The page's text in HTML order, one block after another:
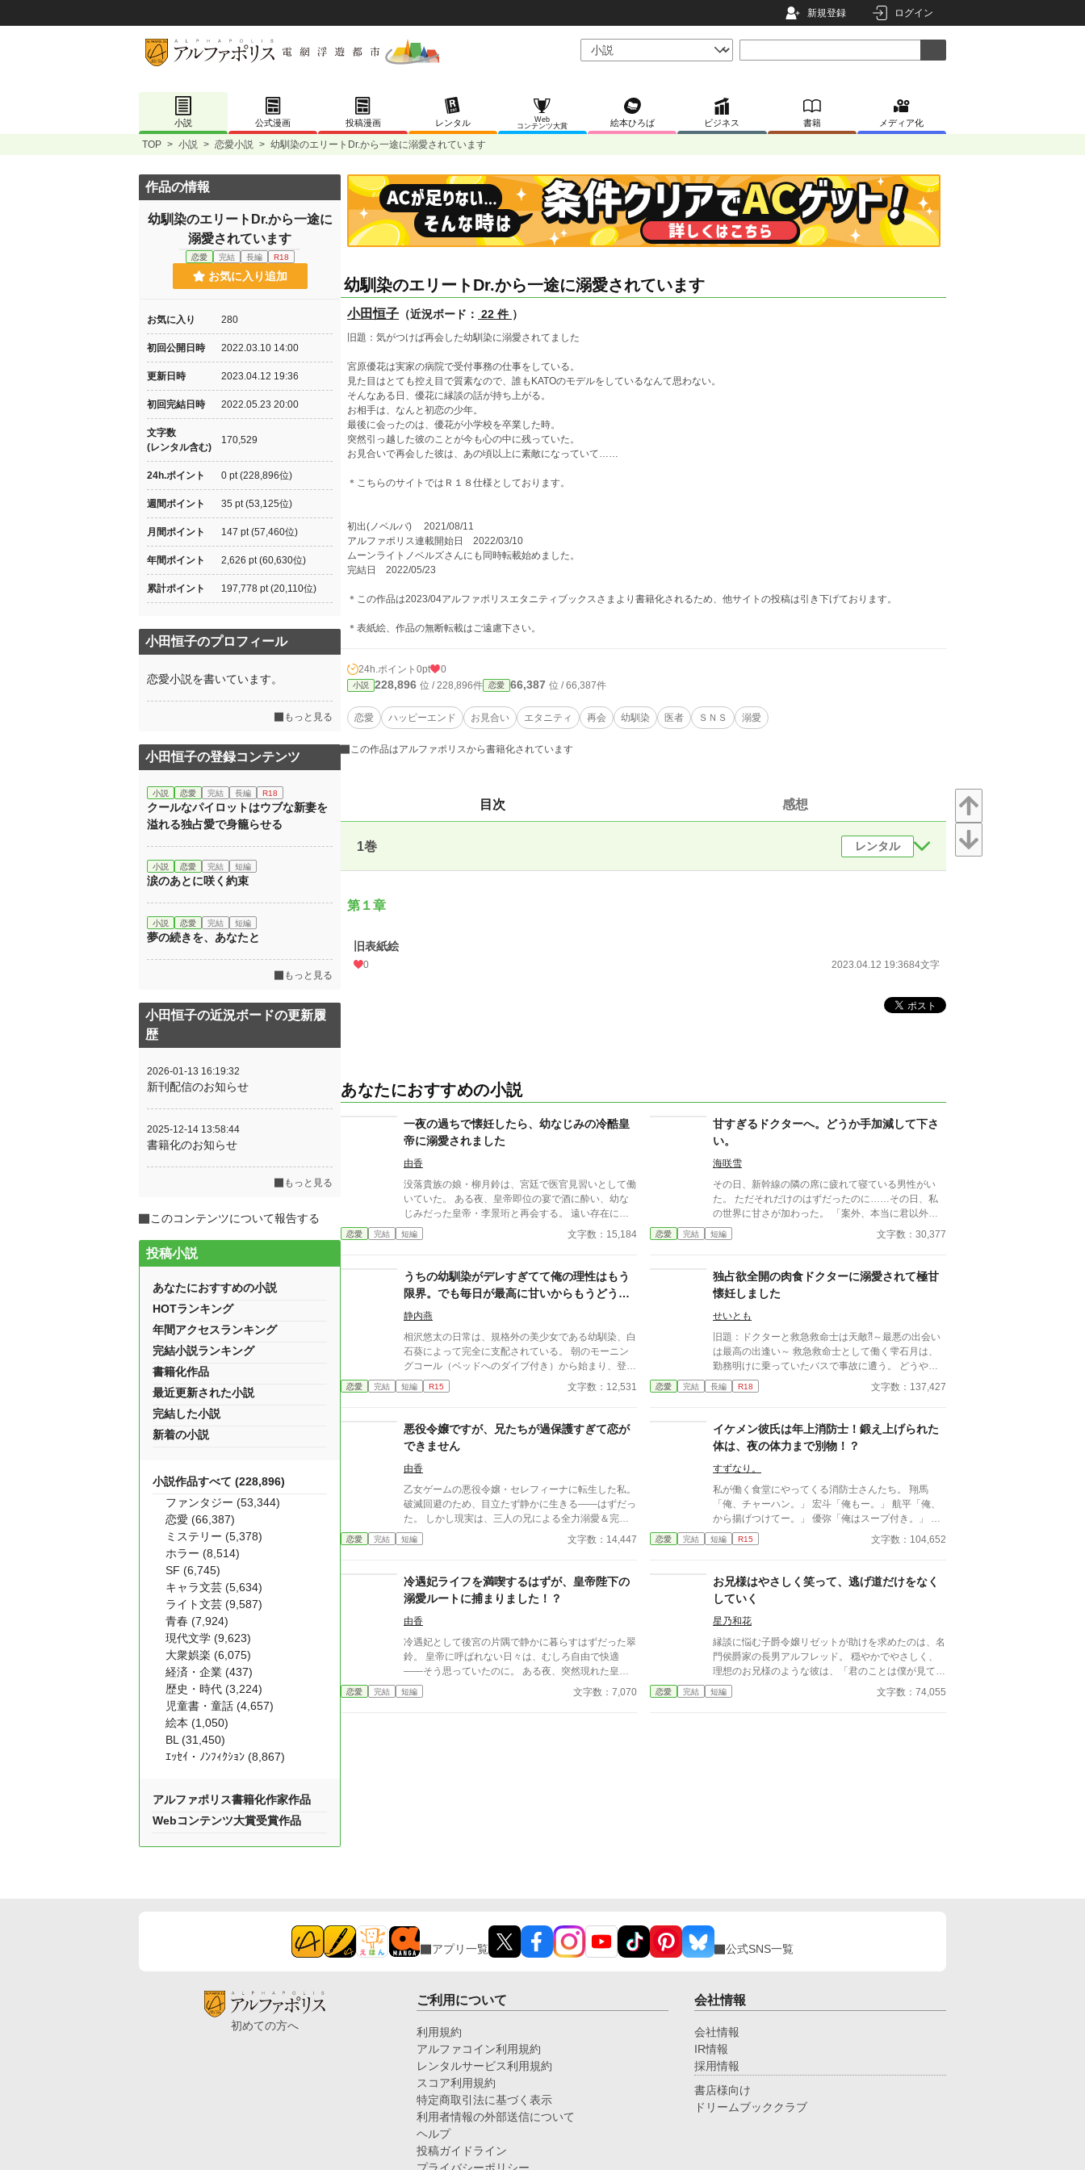
新規登録 ログイン
小説 公式漫画 投稿漫画 レンタル
Web
コンテンツ大賞
絵本ひろば ビジネス 書籍 メディア化
TOP > 小説 > 恋愛小説 > 幼馴染のエリートDr.から一途に溺愛されています
幼馴染のエリートDr.から一途に溺愛されています
小田恒子 （近況ボード： 22 件 ）
旧題：気がつけば再会した幼馴染に溺愛されてました
宮原優花は実家の病院で受付事務の仕事をしている。
見た目はとても控え目で質素なので、誰もKATOのモデルをしているなんて思わない。
そんなある日、優花に縁談の話が持ち上がる。
お相手は、なんと初恋の少年。
最後に会ったのは、優花が小学校を卒業した時。
突然引っ越した彼のことが今も心の中に残っていた。
お見合いで再会した彼は、あの頃以上に素敵になっていて……
＊こちらのサイトではＲ１８仕様としております。
初出(ノベルバ) 2021/08/11
アルファポリス連載開始日 2022/03/10
ムーンライトノベルズさんにも同時転載始めました。
完結日 2022/05/23
＊この作品は2023/04アルファポリスエタニティブックスさまより書籍化されるため、他サイトの投稿は引き下げております。
＊表紙絵、作品の無断転載はご遠慮下さい。
24h.ポイント 0pt 0
小説 228,896 位 / 228,896件 恋愛 66,387 位 / 66,387件
恋愛 ハッピーエンド お見合い エタニティ 再会 幼馴染 医者 ＳＮＳ 溺愛
この作品はアルファポリスから書籍化されています
目次 感想
1巻 レンタル
第１章
旧表紙絵
0 2023.04.12 19:3684文字
あなたにおすすめの小説
一夜の過ちで懐妊したら、幼なじみの冷酷皇
帝に溺愛されました
由香
没落貴族の娘・柳月鈴は、宮廷で医官見習いとして働
いていた。 ある夜、皇帝即位の宴で酒に酔い、幼な
じみだった皇帝・李景珩と再会する。 遠い存在にな
ったはずの彼。 けれど、その夜をきっかけに月鈴の
運命は大きく動き出す。 冷酷と恐れられる皇帝が、
恋愛 完結 短編 文字数：15,184
甘すぎるドクターへ。どうか手加減して下さ
い。
海咲雪
その日、新幹線の隣の席に疲れて寝ている男性がい
た。 ただそれだけのはずだったのに……その日、私
の世界に甘さが加わった。 「案外、本当に君以外い
ないかも」 「いいの？ こんな可愛いことされた
ら、本当にもう逃してあげられないけど」 「もう奏
前に奏葉に聞くから、ちゃんと許可を出してね」 そ
のドクターの甘さは手加減を知らない。 【登場人
物】 末永 奏葉[すえなが かなは]・・・25歳。普通の
会社員。気を遣い過ぎてしまう性格。 恩田 時哉[お
んだ ときや]・・・27歳。医者。奏葉をからかう時も
あるのに、甘すぎる？ 田代 有我[たしろ ゆう
が]・・・25歳。奏葉の同期。テキトーな性格だが、
奏葉の変化には鋭い？ 【作者に医療知識はありませ
ん。恋愛小説として楽しんで頂ければ幸いです！】
恋愛 完結 短編 文字数：30,377
うちの幼馴染がデレすぎてて俺の理性はもう
限界。でも毎日が最高に甘いからもうどうで
もいいや
静内燕
相沢悠太の日常は、規格外の美少女である幼馴染、白
石葵によって完全に支配されている。 朝のモーニン
グコール（ベッドへのダイブ付き）から始まり、登校
中の腕組み、そして「あーん」が義務付けられた手作
り弁当。誰もが羨むラブラブっぷりだが、悠太はこれ
「ゆーたは私の運命の相手なんだもん！」と、葵のデ
レデレは今日も過剰の一途。周囲の冷やかしや、葵を
狙う男子生徒のプレッシャーが高まる中、悠太の**
「幼馴染フィルター」**はついに限界を迎える。 この
溺愛っぷり、いつまで「家族」で通せるのか？ 甘す
ぎる日常が、悠太の鈍感な理性を溶かし尽くす――最
初からクライマックスの、超高濃度イチャイチャ・ラ
ブコメ、開幕！
恋愛 完結 短編 R15 文字数：12,531
独占欲全開の肉食ドクターに溺愛されて極甘
懐妊しました
せいとも
旧題：ドクターと救急救命士は天敵⁈～最悪の出会い
は最高の出逢い～ 救急救命士として働く雫石月は、
勤務明けに乗っていたバスで事故に遭う。 どうや
ら、バスの運転手が体調不良になったようだ。 乗客
にAEDを探してきてもらうように頼み、救助活動をし
スに乗り込んできた。 受け取ろうとすると邪魔だと
言われる。 そして、月のことを『チビ団子』と呼ん
だのだ。 医療従事者と思われるボサボサマスク男は
運転手の処置をして、月が文句を言う間もなく、救急
車に同乗して去ってしまった。 最悪の出会いをし、
二度と会いたくない相手の正体は⁇ 作品はフィクショ
ンです。 本来の仕事内容とは異なる描写があると思
います。
恋愛 完結 長編 R18 文字数：137,427
悪役令嬢ですが、兄たちが過保護すぎて恋が
できません
由香
乙女ゲームの悪役令嬢・セレフィーナに転生した私。
破滅回避のため、目立たず静かに生きる――はずだっ
た。 しかし現実は、三人の兄による全力溺愛＆完全
監視生活。 外出には護衛、交友関係は管理制、笑顔
すら規制対象！？ さらに兄の親友である最強騎士・
に、次第に心が揺れていく。 「恋をすると破滅す
る」 そう信じて避けてきた想いの先で待っていたの
は、 断罪も修羅場もない、安心で騒がしい未来だっ
た――。
恋愛 完結 短編 文字数：14,447
イケメン彼氏は年上消防士！鍛え上げられた
体は、夜の体力まで別物！？
すずなり。
私が働く食堂にやってくる消防士さんたち。 翔馬
「俺、チャーハン。」 宏斗「俺もー。」 航平「俺、
から揚げつけてー。」 優弥「俺はスープ付き。」 み
んなガタイがよく、男前。 ひなた「はーいっ。ちょ
っと待ってくださいねーっ。」 慌ただしい昼時を過
なきゃいけないところがある。 ひなた「すみませー
ん、子供のお迎えにきましたー。」 保育園に迎えに
行かなきゃいけない子、『太陽』。 私は子供と一緒
に・・・暮らしてる。 ーーーーーーーーーーーーー
ーーー 翔馬「おいおい嘘だろ？」 宏斗「子供・・・
いたんだ・・。」 航平「いくつん時の子だ
よ・・・・。」 優弥「マジか・・・。」 消防署で開
かれたお祭りに連れて行った太陽。 太陽の存在を知
った一人の消防士さんが・・・私に言った。 「俺は
恋愛 完結 短編 R15 文字数：104,652
冷遇妃ライフを満喫するはずが、皇帝陛下の
溺愛ルートに捕まりました！？
由香
冷遇妃として後宮の片隅で静かに暮らすはずだった翠
鈴。 皇帝に呼ばれない日々は、むしろ自由で快適
——そう思っていたのに。 ある夜、突然現れた皇帝
に顎を掴まれ、深く口づけられる。 「誰が、お前を
愛していないと言った」 守るための“冷遇”だったと明
恋愛 完結 短編 文字数：7,070
お兄様はやさしく笑って、逃げ道だけをなく
していく
星乃和花
縁談に悩む子爵令嬢リゼットが助けを求めたのは、名
門侯爵家の長男アルフレッド。 穏やかでやさしく、
理想のお兄様のような彼は、「君のことは僕が見てい
る」と甘く手を差し伸べてくれる。 送り迎え、花や
手紙、完璧なエスコート。 守られているだけのはず
恋愛 完結 短編 文字数：74,055
作品の情報
幼馴染のエリートDr.から一途に
溺愛されています
恋愛 完結 長編 R18
お気に入り追加
お気に入り 280
初回公開日時 2022.03.10 14:00
更新日時 2023.04.12 19:36
初回完結日時 2022.05.23 20:00
文字数
(レンタル含む)
170,529
24h.ポイント 0 pt (228,896位)
週間ポイント 35 pt (53,125位)
月間ポイント 147 pt (57,460位)
年間ポイント 2,626 pt (60,630位)
累計ポイント 197,778 pt (20,110位)
小田恒子のプロフィール
恋愛小説を書いています。
もっと見る
小田恒子の登録コンテンツ
小説 恋愛 完結 長編 R18
クールなパイロットはウブな新妻を
溢れる独占愛で身籠らせる
小説 恋愛 完結 短編
涙のあとに咲く約束
小説 恋愛 完結 短編
夢の続きを、あなたと
もっと見る
小田恒子の近況ボードの更新履
歴
2026-01-13 16:19:32
新刊配信のお知らせ
2025-12-14 13:58:44
書籍化のお知らせ
もっと見る
このコンテンツについて報告する
投稿小説
あなたにおすすめの小説
HOTランキング
年間アクセスランキング
完結小説ランキング
書籍化作品
最近更新された小説
完結した小説
新着の小説
小説作品すべて (228,896)
ファンタジー (53,344)
恋愛 (66,387)
ミステリー (5,378)
ホラー (8,514)
SF (6,745)
キャラ文芸 (5,634)
ライト文芸 (9,587)
青春 (7,924)
現代文学 (9,623)
大衆娯楽 (6,075)
経済・企業 (437)
歴史・時代 (3,224)
児童書・童話 (4,657)
絵本 (1,050)
BL (31,450)
ｴｯｾｲ・ﾉﾝﾌｨｸｼｮﾝ (8,867)
アルファポリス書籍化作家作品
Webコンテンツ大賞受賞作品
アプリ一覧 公式SNS一覧
初めての方へ
ご利用について
利用規約
アルファコイン利用規約
レンタルサービス利用規約
スコア利用規約
特定商取引法に基づく表示
利用者情報の外部送信について
ヘルプ
投稿ガイドライン
会社情報
会社情報
IR情報
採用情報
書店様向け
ドリームブッククラブ